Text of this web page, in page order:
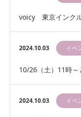
voicy 東京インク
常の学級」
2024.10.03 イベ
10/26（土）11時
ンチ会
2024.10.03 イベ